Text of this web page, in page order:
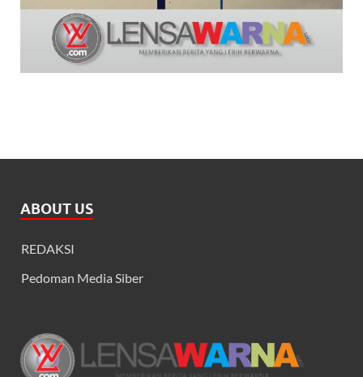
ABOUT US
REDAKSI
Pedoman Media Siber